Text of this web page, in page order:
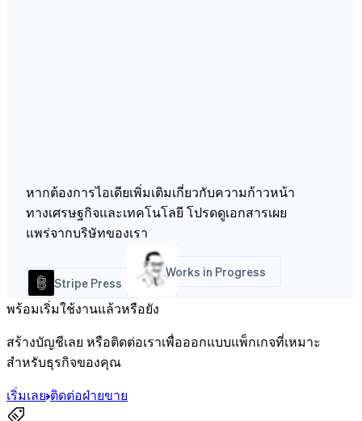
หากต้องการไอเดียเพิ่มเติมเกี่ยวกับความก้าวหน้า
ทางเศรษฐกิจและเทคโนโลยี โปรดดูเอกสารเผย
แพร่จากบริษัทของเรา
Stripe Press
Works in Progress
พร้อมเริ่มใช้งานแล้วหรือยัง
สร้างบัญชีเลย หรือติดต่อเราเพื่อออกแบบแพ็กเกจที่เหมาะ
สำหรับธุรกิจของคุณ
เริ่มเลย ติดต่อฝ่ายขาย